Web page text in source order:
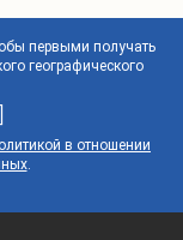
первыми получать
географического
в отношении
.